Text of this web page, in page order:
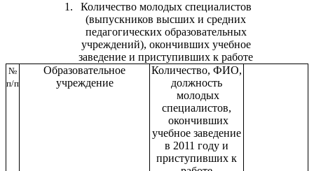
Количество молодых специалистов
(выпускников высших и средних
педагогических образовательных
учреждений), окончивших учебное
заведение и приступивших к работе
№
п/п
Образовательное
учреждение
Количество, ФИО,
должность
молодых
специалистов,
окончивших
учебное заведение
в 2011 году и
приступивших к